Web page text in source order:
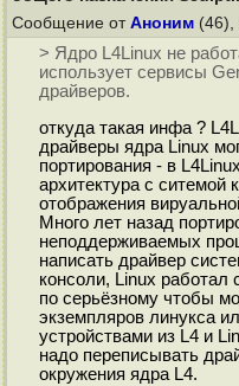
Сообщение от Аноним (46),
> Ядро L4Linux не
использует сервисы
драйверов.
откуда такая инфа ?
драйверы ядра Linux
портирования - в
архитектура с
отображения
Много лет назад
неподдерживаемых
написать драйвер
консоли, Linux
по серьёзному чтобы
экземпляров линукса
устройствами из L4 и
надо переписывать
окружения ядра L4.